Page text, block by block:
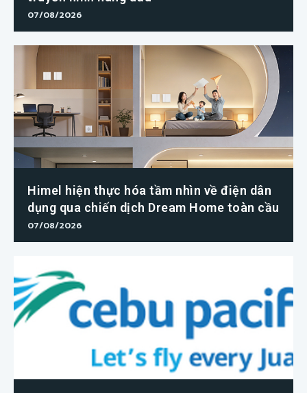
07/08/2026
Himel hiện thực hóa tầm nhìn về điện dân
dụng qua chiến dịch Dream Home toàn cầu
07/08/2026